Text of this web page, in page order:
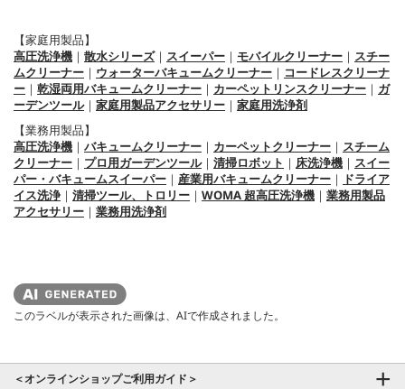
【家庭用製品】
高圧洗浄機 ｜ 散水シリーズ｜ スイーパー ｜ モバイルクリーナー ｜ スチー
ムクリーナー ｜ ウォーターバキュームクリーナー ｜ コードレスクリーナ
ー ｜ 乾湿両用バキュームクリーナー ｜ カーペットリンスクリーナー ｜ ガ
ーデンツール｜ 家庭用製品アクセサリー ｜ 家庭用洗浄剤
【業務用製品】
高圧洗浄機 ｜ バキュームクリーナー ｜ カーペットクリーナー ｜ スチーム
クリーナー ｜ プロ用ガーデンツール｜ 清掃ロボット ｜ 床洗浄機 ｜ スイー
パー・バキュームスイーパー ｜ 産業用バキュームクリーナー ｜ ドライア
イス洗浄 ｜ 清掃ツール、トロリー ｜ WOMA 超高圧洗浄機 ｜ 業務用製品
アクセサリー ｜ 業務用洗浄剤
このラベルが表示された画像は、AIで作成されました。
＜オンラインショップご利用ガイド＞